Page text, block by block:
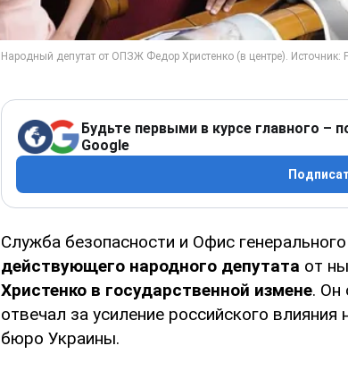
Будьте первыми в курсе главного –
Google
Служба безопасности и Офис
действующего народного депутата от
Христенко в государственной измене. Он
отвечал за усиление российского
бюро Украины.